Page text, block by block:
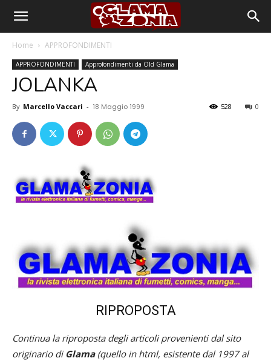
Home APPROFONDIMENTI
APPROFONDIMENTI Approfondimenti da Old Glama
JOLANKA
By Marcello Vaccari - 18 Maggio 1999 0
528
RIPROPOSTA
Continua la riproposta degli articoli provenienti dal sito
originario di Glama(quello in html, esistente dal 1997 al